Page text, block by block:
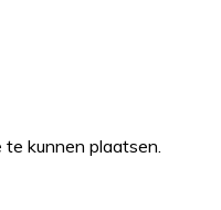
te kunnen plaatsen.